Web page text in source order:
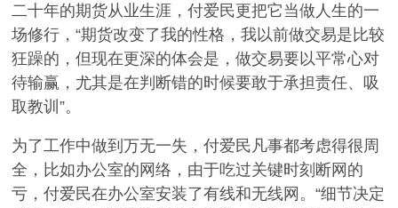
二十年的期货从业生涯，付爱民更把它当做人生的一
场修行，“期货改变了我的性格，我以前做交易是比较
狂躁的，但现在更深的体会是，做交易要以平常心对
待输赢，尤其是在判断错的时候要敢于承担责任、吸
取教训”。
为了工作中做到万无一失，付爱民凡事都考虑得很周
全，比如办公室的网络，由于吃过关键时刻断网的
亏，付爱民在办公室安装了有线和无线网。“细节决定